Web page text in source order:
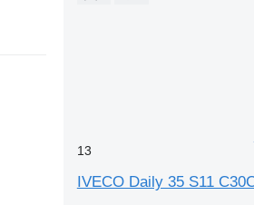
13
IVECO Daily 35 S11